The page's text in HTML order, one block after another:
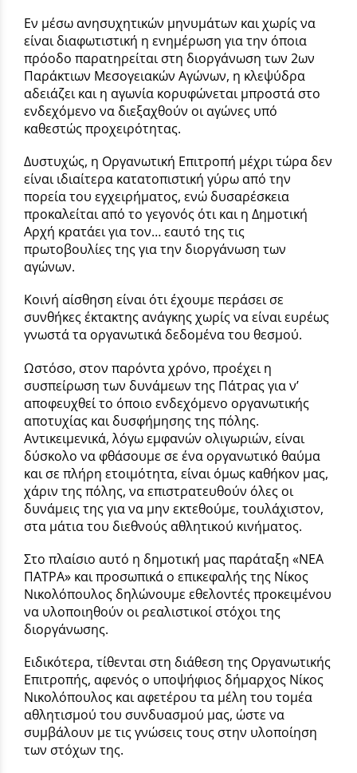
Εν μέσω ανησυχητικών μηνυμάτων και χωρίς να
είναι διαφωτιστική η ενημέρωση για την όποια
πρόοδο παρατηρείται στη διοργάνωση των 2ων
Παράκτιων Μεσογειακών Αγώνων, η κλεψύδρα
αδειάζει και η αγωνία κορυφώνεται μπροστά στο
ενδεχόμενο να διεξαχθούν οι αγώνες υπό
καθεστώς προχειρότητας.
Δυστυχώς, η Οργανωτική Επιτροπή μέχρι τώρα δεν
είναι ιδιαίτερα κατατοπιστική γύρω από την
πορεία του εγχειρήματος, ενώ δυσαρέσκεια
προκαλείται από το γεγονός ότι και η Δημοτική
Αρχή κρατάει για τον… εαυτό της τις
πρωτοβουλίες της για την διοργάνωση των
αγώνων.
Κοινή αίσθηση είναι ότι έχουμε περάσει σε
συνθήκες έκτακτης ανάγκης χωρίς να είναι ευρέως
γνωστά τα οργανωτικά δεδομένα του θεσμού.
Ωστόσο, στον παρόντα χρόνο, προέχει η
συσπείρωση των δυνάμεων της Πάτρας για ν’
αποφευχθεί το όποιο ενδεχόμενο οργανωτικής
αποτυχίας και δυσφήμησης της πόλης.
Αντικειμενικά, λόγω εμφανών ολιγωριών, είναι
δύσκολο να φθάσουμε σε ένα οργανωτικό θαύμα
και σε πλήρη ετοιμότητα, είναι όμως καθήκον μας,
χάριν της πόλης, να επιστρατευθούν όλες οι
δυνάμεις της για να μην εκτεθούμε, τουλάχιστον,
στα μάτια του διεθνούς αθλητικού κινήματος.
Στο πλαίσιο αυτό η δημοτική μας παράταξη «ΝΕΑ
ΠΑΤΡΑ» και προσωπικά ο επικεφαλής της Νίκος
Νικολόπουλος δηλώνουμε εθελοντές προκειμένου
να υλοποιηθούν οι ρεαλιστικοί στόχοι της
διοργάνωσης.
Ειδικότερα, τίθενται στη διάθεση της Οργανωτικής
Επιτροπής, αφενός ο υποψήφιος δήμαρχος Νίκος
Νικολόπουλος και αφετέρου τα μέλη του τομέα
αθλητισμού του συνδυασμού μας, ώστε να
συμβάλουν με τις γνώσεις τους στην υλοποίηση
των στόχων της.